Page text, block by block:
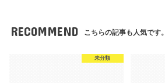
RECOMMEND こちらの記事も人気です。
未分類